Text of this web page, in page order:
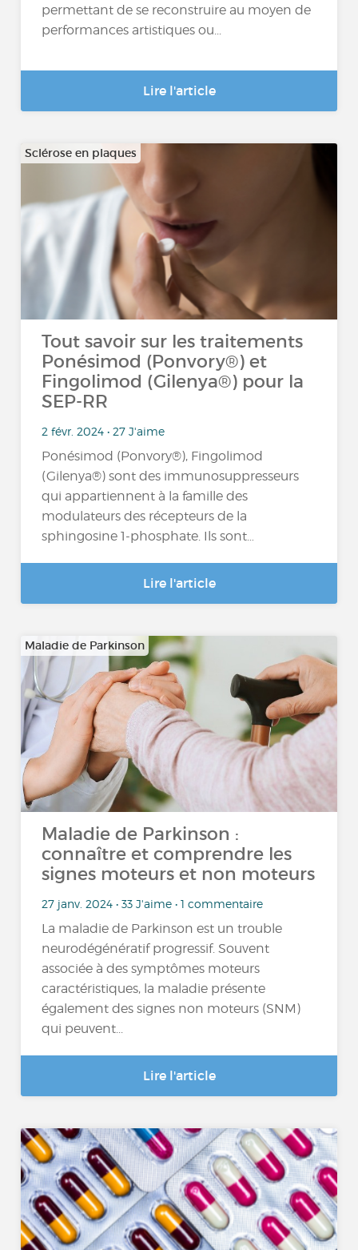
permettant de se reconstruire au moyen de
performances artistiques ou...
Lire l'article
Sclérose en plaques
Tout savoir sur les traitements
Ponésimod (Ponvory®) et
Fingolimod (Gilenya®) pour la
SEP-RR
2 févr. 2024 • 27 J'aime
Ponésimod (Ponvory®), Fingolimod
(Gilenya®) sont des immunosuppresseurs
qui appartiennent à la famille des
modulateurs des récepteurs de la
sphingosine 1-phosphate. Ils sont…
Lire l'article
Maladie de Parkinson
Maladie de Parkinson :
connaître et comprendre les
signes moteurs et non moteurs
27 janv. 2024 • 33 J'aime • 1 commentaire
La maladie de Parkinson est un trouble
neurodégénératif progressif. Souvent
associée à des symptômes moteurs
caractéristiques, la maladie présente
également des signes non moteurs (SNM)
qui peuvent...
Lire l'article